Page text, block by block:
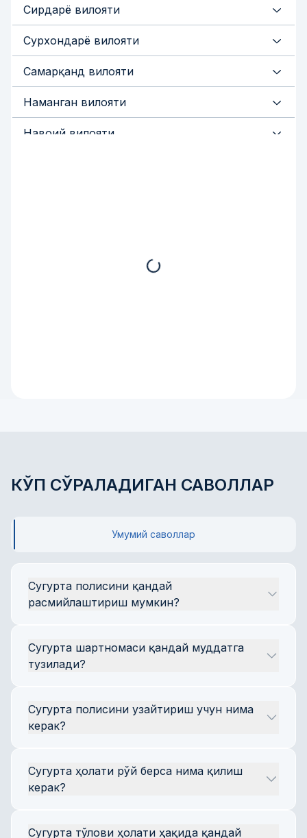
Сирдарё вилояти
Сурхондарё вилояти
Самарқанд вилояти
Наманган вилояти
Навоий вилояти
КЎП СЎРАЛАДИГАН САВОЛЛАР
Умумий саволлар
Сугурта полисини қандай
расмийлаштириш мумкин?
керакли сугурта турини танланг, аризани
тўлдиринг ва тўловни амалга оширинг.
Сугурта шартномаси қандай муддатга
тузилади?
тузилади.
Сугурта полисини узайтириш учун нима
керак?
сайтимизда қайта расмийлаштириш орқали
узайтириш мумкин. Актуал маълумотларни
Сугурта ҳолати рўй берса нима қилиш
керак?
орқали қўллаб-қувватлаш хизматига
Сугурта тўлови ҳолати ҳақида қандай